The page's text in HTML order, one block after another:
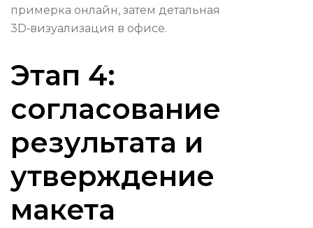
примерка онлайн, затем детальная
3D‑визуализация в офисе.
Этап 4:
согласование
результата и
утверждение
макета